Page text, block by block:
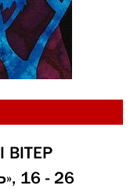
ВІТЕР
16 - 26